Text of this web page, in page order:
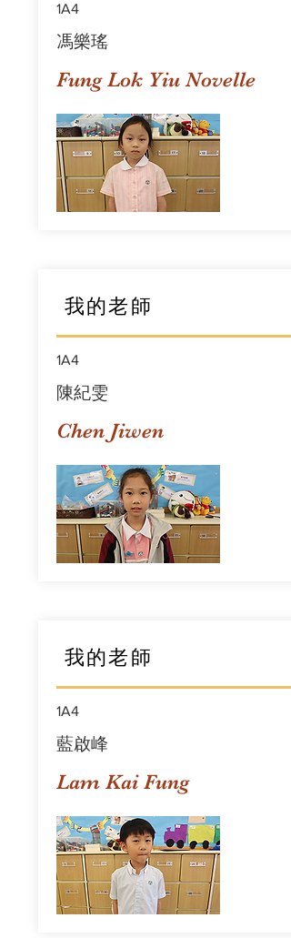
1A4
馮樂瑤
Fung Lok Yiu Novelle
我的老師
1A4
陳紀雯
Chen Jiwen
我的老師
1A4
藍啟峰
Lam Kai Fung